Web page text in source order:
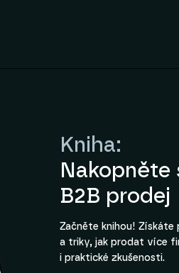
Kniha:
Nakopněte
B2B prodej
Začněte knihou!
a triky, jak prodat více
i praktické zkušenosti.